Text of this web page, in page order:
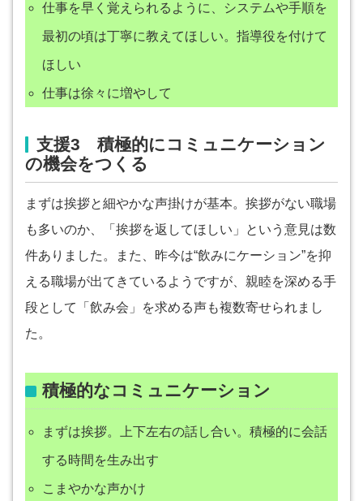
仕事を早く覚えられるように、システムや手順を
最初の頃は丁寧に教えてほしい。指導役を付けて
ほしい
仕事は徐々に増やして
支援3 積極的にコミュニケーション
の機会をつくる
まずは挨拶と細やかな声掛けが基本。挨拶がない職場
も多いのか、「挨拶を返してほしい」という意見は数
件ありました。また、昨今は“飲みにケーション”を抑
える職場が出てきているようですが、親睦を深める手
段として「飲み会」を求める声も複数寄せられまし
た。
積極的なコミュニケーション
まずは挨拶。上下左右の話し合い。積極的に会話
する時間を生み出す
こまやかな声かけ